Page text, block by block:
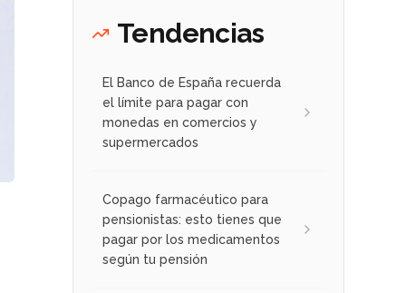
Tendencias
El Banco de España recuerda
el límite para pagar con
monedas en comercios y
supermercados
Copago farmacéutico para
pensionistas: esto tienes que
pagar por los medicamentos
según tu pensión